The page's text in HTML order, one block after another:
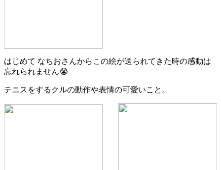
はじめて なちおさんからこの絵が送られてきた時の感動は
忘れられません😭
テニスをするクルの動作や表情の可愛いこと。